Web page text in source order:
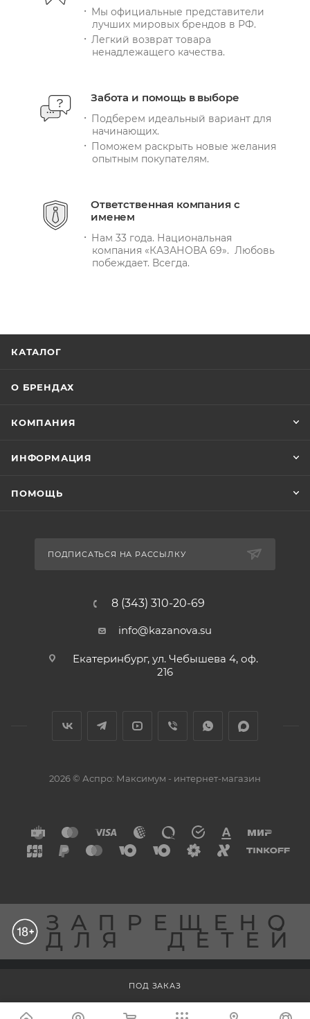
ПОД ЗАКАЗ
Мы официальные представители
лучших мировых брендов в РФ.
Легкий возврат товара
ненадлежащего качества.
Забота и помощь в выборе
Подберем идеальный вариант для
начинающих.
Поможем раскрыть новые желания
опытным покупателям.
Ответственная компания с
именем
Нам 33 года. Национальная
компания «КАЗАНОВА 69». Любовь
побеждает. Всегда.
КАТАЛОГ
О БРЕНДАХ
КОМПАНИЯ
ИНФОРМАЦИЯ
ПОМОЩЬ
ПОДПИСАТЬСЯ НА РАССЫЛКУ
8 (343) 310-20-69
info@kazanova.su
Екатеринбург, ул. Чебышева 4, оф.
216
2026 © Аспро: Максимум - интернет-магазин
ЗАПРЕЩЕНО
ДЛЯ ДЕТЕЙ